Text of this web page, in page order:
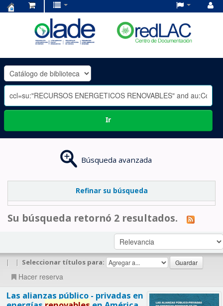
OLADE
-
Ir
Búsqueda avanzada
Refinar su búsqueda
Su búsqueda retornó 2 resultados.
| | Seleccionar títulos para:
Hacer reserva
Las alianzas público - privadas en